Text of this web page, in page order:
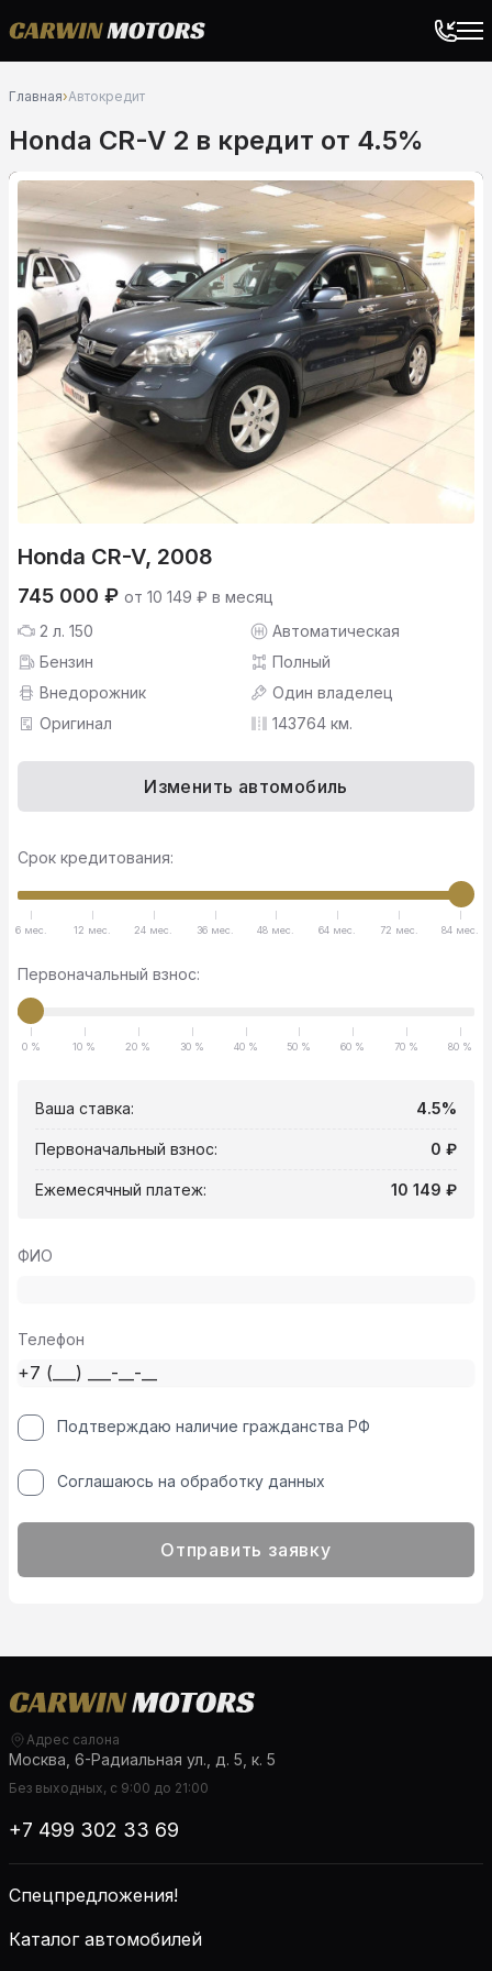
Главная›Автокредит
Honda CR-V 2 в кредит от 4.5%
Honda CR-V, 2008
745 000 ₽ от 10 149 ₽ в месяц
2 л. 150
Автоматическая
Бензин
Полный
Внедорожник
Один владелец
Оригинал
143764 км.
Изменить автомобиль
Срок кредитования:
6 мес. 12 мес. 24 мес. 36 мес. 48 мес. 64 мес. 72 мес. 84 мес.
Первоначальный взнос:
0 % 10 % 20 % 30 % 40 % 50 % 60 % 70 % 80 %
Ваша ставка: 4.5%
Первоначальный взнос: 0 ₽
Ежемесячный платеж: 10 149 ₽
ФИО
Телефон
Подтверждаю наличие гражданства РФ
Соглашаюсь на обработку данных
Отправить заявку
Адрес салона
Москва, 6-Радиальная ул., д. 5, к. 5
Без выходных, с 9:00 до 21:00
+7 499 302 33 69
Спецпредложения!
Каталог автомобилей